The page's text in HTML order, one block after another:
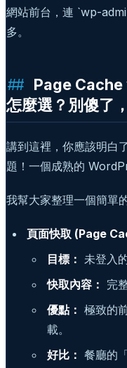
網站前台，連 `wp-
多。
Page
怎麼選？別傻了
講到這裡，你應該明白
題！一個成熟的
我幫大家整理一個簡單
頁面快取 (Page
目標： 未登入
快取內容： 完
優點： 極致的
載。
好比： 餐廳的